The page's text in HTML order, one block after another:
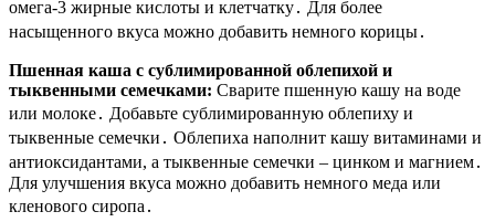
омега-3 жирные кислоты и клетчатку․ Для более
насыщенного вкуса можно добавить немного корицы․
Пшенная каша с сублимированной облепихой и
тыквенными семечками: Сварите пшенную кашу на воде
или молоке․ Добавьте сублимированную облепиху и
тыквенные семечки․ Облепиха наполнит кашу витаминами и
антиоксидантами, а тыквенные семечки – цинком и магнием․
Для улучшения вкуса можно добавить немного меда или
кленового сиропа․